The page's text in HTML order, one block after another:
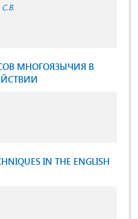
МНОГОЯЗЫЧИЯ В
IN THE ENGLISH